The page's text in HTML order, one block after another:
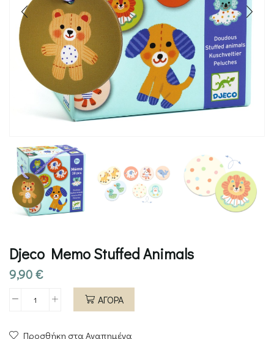
Djeco Memo Stuffed Animals
9,90€
Djeco
ΑΓΟΡΑ
Προσθήκη στα Αγαπημένα